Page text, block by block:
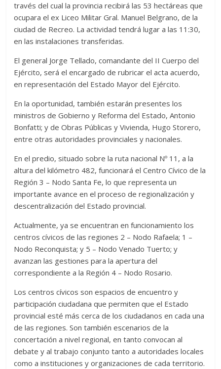
través del cual la provincia recibirá las 53 hectáreas que
ocupara el ex Liceo Militar Gral. Manuel Belgrano, de la
ciudad de Recreo. La actividad tendrá lugar a las 11:30,
en las instalaciones transferidas.
El general Jorge Tellado, comandante del II Cuerpo del
Ejército, será el encargado de rubricar el acta acuerdo,
en representación del Estado Mayor del Ejército.
En la oportunidad, también estarán presentes los
ministros de Gobierno y Reforma del Estado, Antonio
Bonfatti; y de Obras Públicas y Vivienda, Hugo Storero,
entre otras autoridades provinciales y nacionales.
En el predio, situado sobre la ruta nacional Nº 11, a la
altura del kilómetro 482, funcionará el Centro Cívico de la
Región 3 – Nodo Santa Fe, lo que representa un
importante avance en el proceso de regionalización y
descentralización del Estado provincial.
Actualmente, ya se encuentran en funcionamiento los
centros cívicos de las regiones 2 – Nodo Rafaela; 1 –
Nodo Reconquista; y 5 – Nodo Venado Tuerto; y
avanzan las gestiones para la apertura del
correspondiente a la Región 4 – Nodo Rosario.
Los centros cívicos son espacios de encuentro y
participación ciudadana que permiten que el Estado
provincial esté más cerca de los ciudadanos en cada una
de las regiones. Son también escenarios de la
concertación a nivel regional, en tanto convocan al
debate y al trabajo conjunto tanto a autoridades locales
como a instituciones y organizaciones de cada territorio.